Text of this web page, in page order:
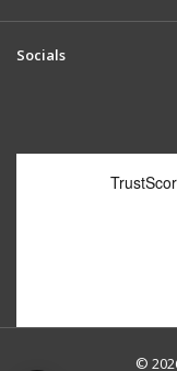
Socials
©